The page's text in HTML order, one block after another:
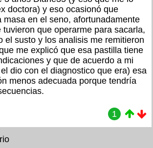
doctora) y eso ocasionó que
masa en el seno, afortunadamente
tuvieron que operarme para sacarla,
el susto y los analisis me remitieron
me explicó que esa pastilla tiene
y que de acuerdo a mi
dio con el diagnostico que era) esa
menos adecuada porque tendría
1